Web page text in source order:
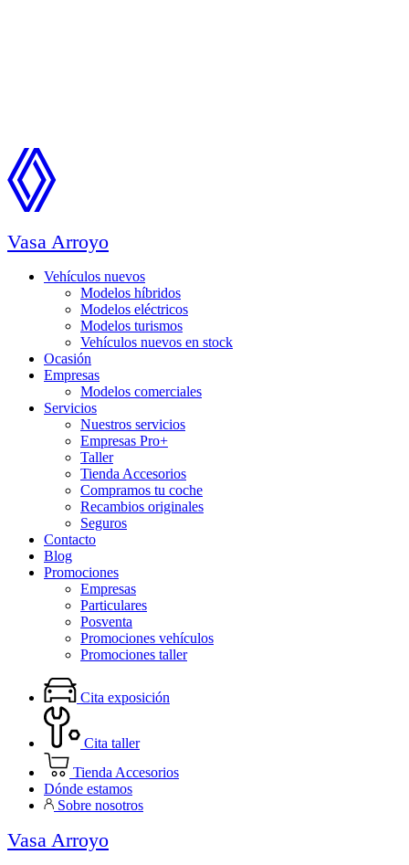
Vasa Arroyo
Vehículos nuevos
Modelos híbridos
Modelos eléctricos
Modelos turismos
Vehículos nuevos en stock
Ocasión
Empresas
Modelos comerciales
Servicios
Nuestros servicios
Empresas Pro+
Taller
Tienda Accesorios
Compramos tu coche
Recambios originales
Seguros
Contacto
Blog
Promociones
Empresas
Particulares
Posventa
Promociones vehículos
Promociones taller
Cita exposición
Cita taller
Tienda Accesorios
Dónde estamos
Sobre nosotros
Vasa Arroyo